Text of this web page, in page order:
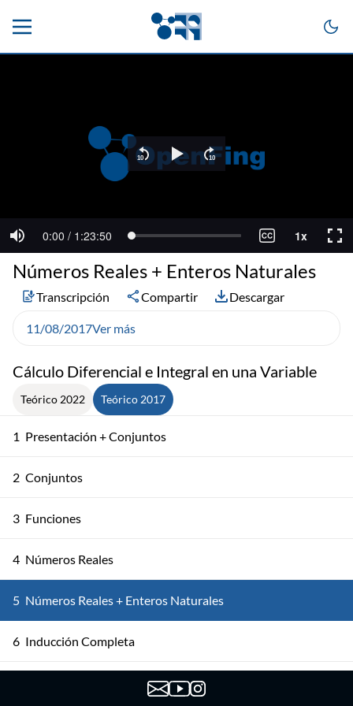
Cálculo Diferencial e Integral en una Variable
Teórico 2022 Teórico 2017
1 Presentación + Conjuntos
2 Conjuntos
3 Funciones
4 Números Reales
5 Números Reales + Enteros Naturales
6 Inducción Completa
Los Conjuntos ℤ y ℚ + Axioma de Completitud
Números Reales + Enteros Naturales
Transcripción Compartir Descargar
11/08/2017Ver más